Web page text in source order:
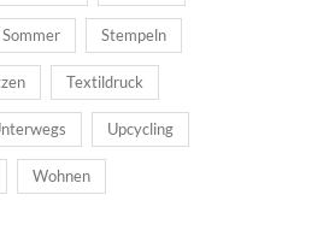
Sommer Stempeln
Textildruck
Upcycling
Wohnen